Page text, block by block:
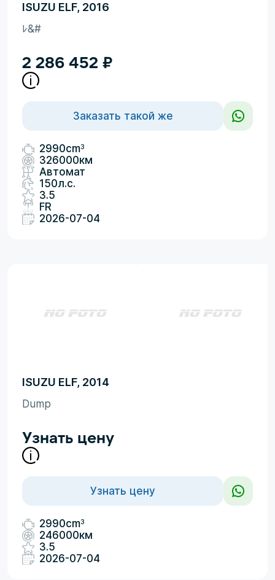
ISUZU ELF, 2016
ﾚ&#
2 286 452 ₽
Заказать такой же
2990cm3
326000км
Автомат
150л.с.
3.5
FR
2026-07-04
ISUZU ELF, 2014
Dump
Узнать цену
Узнать цену
2990cm3
246000км
3.5
2026-07-04